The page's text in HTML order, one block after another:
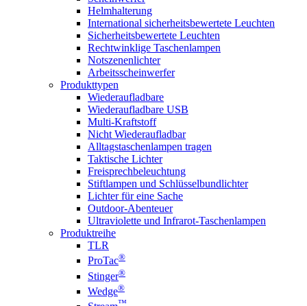
Helmhalterung
International sicherheitsbewertete Leuchten
Sicherheitsbewertete Leuchten
Rechtwinklige Taschenlampen
Notszenenlichter
Arbeitsscheinwerfer
Produkttypen
Wiederaufladbare
Wiederaufladbare USB
Multi-Kraftstoff
Nicht Wiederaufladbar
Alltagstaschenlampen tragen
Taktische Lichter
Freisprechbeleuchtung
Stiftlampen und Schlüsselbundlichter
Lichter für eine Sache
Outdoor-Abenteuer
Ultraviolette und Infrarot-Taschenlampen
Produktreihe
TLR
ProTac®
Stinger®
Wedge®
™